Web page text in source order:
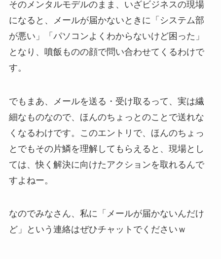
そのメンタルモデルのまま、いざビジネスの現場
になると、メールが届かないときに「システム部
が悪い」「パソコンよくわからないけど困った」
となり、噴飯ものの顔で問い合わせてくるわけで
す。
でもまあ、メールを送る・受け取るって、実は繊
細なものなので、ほんのちょっとのことで送れな
くなるわけです。このエントリで、ほんのちょっ
とでもその片鱗を理解してもらえると、現場とし
ては、快く解決に向けたアクションを取れるんで
すよねー。
なのでみなさん、私に「メールが届かないんだけ
ど」という連絡はぜひチャットでくださいｗ